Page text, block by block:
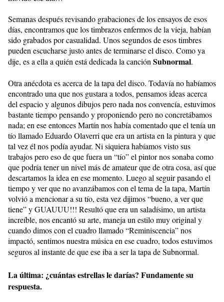
Semanas después revisando grabaciones de los ensayos de esos
días, encontramos que los timbrazos enfermos de la vieja, habían
sido grabados por casualidad. Unos segundos de esos timbres
pueden escucharse justo antes de terminarse el disco. Como ya
dije, es a ella a quién está dedicada la canciónSubnormal.
Otra anécdota es acerca de la tapa del disco. Todavía no habíamos
encontrado una que nos gustara a todos, pensamos ideas acerca
del espacio y algunos dibujos pero nada nos convencía, estuvimos
bastante tiempo pensando y proponiendo pero no concretábamos
nada; en ese entonces Martín nos había comentado que el tenía un
tío llamado Eduardo Olaverri que era un artista en la pintura y que
tal vez él nos podía ayudar. Ni siquiera habíamos visto sus
trabajos pero eso de que fuera un “tío” el pintor nos sonaba como
que podría tener un nivel más de amateur que de otra cosa, así que
descartamos la idea en ese momento. Luego al seguir pasando el
tiempo y ver que no avanzábamos con el tema de la tapa, Martín
volvió a mencionar a su tío, esta vez dijimos “bueno, a ver que
tiene” y GUAUUU!!! Resultó que era un saladísimo, un artista
increíble, nos encantó su arte, maneja un estilo muy original y
cuando dimos con el cuadro llamado “Reminiscencia” nos
impactó, sentimos nuestra música en ese cuadro, todos estuvimos
seguros al instante de que ese iba a ser la tapa de Subnormal.
La última: ¿cuántas estrellas le darías? Fundamente su
respuesta.